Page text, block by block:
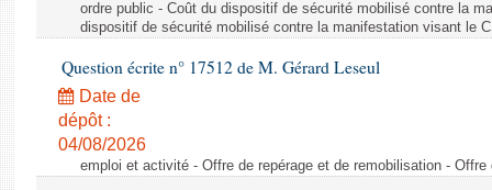
ordre public - Coût du dispositif de sécurité mobilisé contre la
dispositif de sécurité mobilisé contre la manifestation visant le
Question écrite n° 17512 de M. Gérard Leseul
Date de
dépôt :
04/08/2026
emploi et activité - Offre de repérage et de remobilisation -